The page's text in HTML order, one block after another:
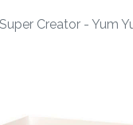
Super Creator - Yum